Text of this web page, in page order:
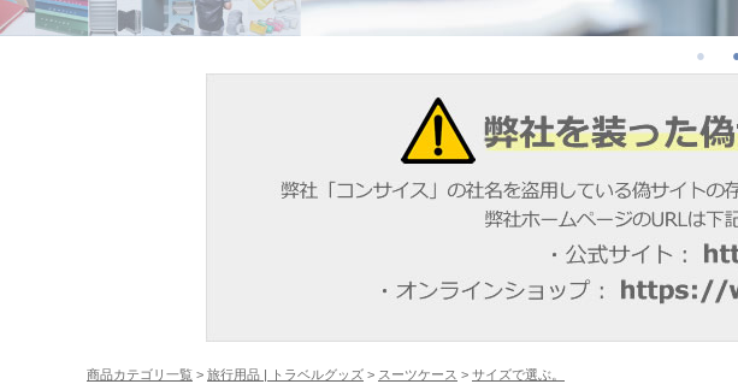
商品カテゴリ一覧 > 旅行用品 | トラベルグッズ > スーツケース > サイズで選ぶ。